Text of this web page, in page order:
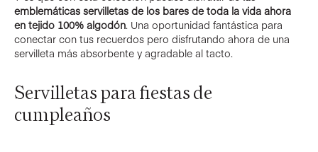
emblemáticas servilletas de los bares de toda la vida ahora
en tejido 100% algodón. Una oportunidad fantástica para
conectar con tus recuerdos pero disfrutando ahora de una
servilleta más absorbente y agradable al tacto.
Servilletas para fiestas de
cumpleaños